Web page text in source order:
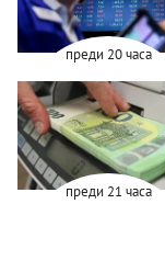
преди 20 часа
преди 21 часа